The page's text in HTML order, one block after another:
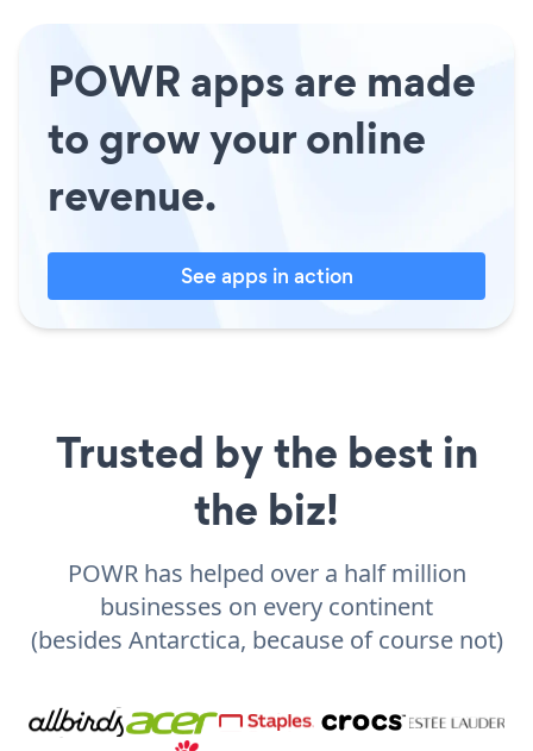
POWR apps are made
to grow your online
revenue.
See apps in action
Trusted by the best in
the biz!
POWR has helped over a half million
businesses on every continent
(besides Antarctica, because of course not)